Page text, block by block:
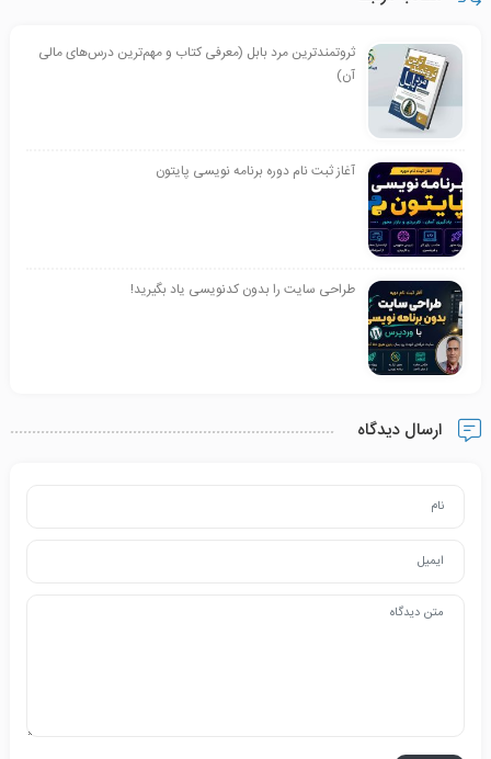
ثروتمندترین مرد بابل (معرفی کتاب و مهم‌ترین درس‌های مالی
آن)
آغاز ثبت نام دوره برنامه نویسی پایتون
طراحی سایت را بدون کدنویسی یاد بگیرید!
ارسال دیدگاه